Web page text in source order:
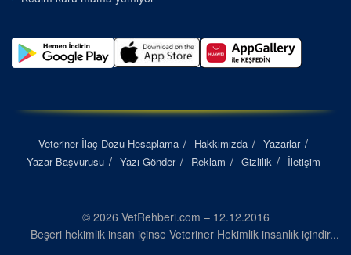
Veteriner İlaç Dozu Hesaplama Hakkımızda
Yazarlar
Yazar Başvurusu
Yazı Gönder Reklam Gizlilik İletişim
© 2026 VetRehberi.com – 12.12.2016
Beşeri hekimlik insan içinse Veteriner Hekimlik insanlık içindir...